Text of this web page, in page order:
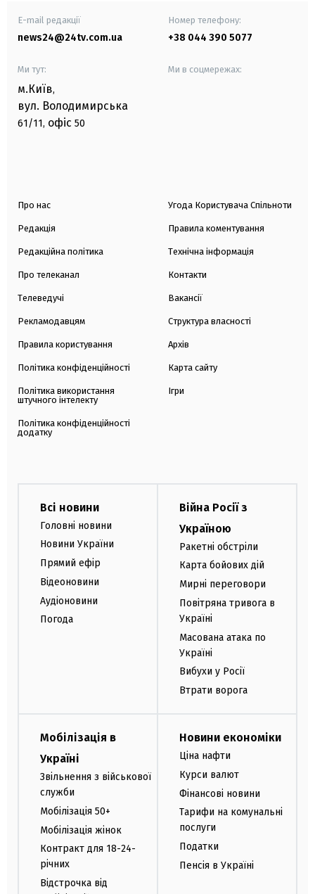
E-mail редакції
news24@24tv.com.ua
Номер телефону:
+38 044 390 5077
Ми тут:
м.Київ,
вул. Володимирська
61/11, офіс 50
Ми в соцмережах:
Про нас
Редакція
Редакційна політика
Про телеканал
Телеведучі
Рекламодавцям
Правила користування
Політика конфіденційності
Політика використання
штучного інтелекту
Політика конфіденційності
додатку
Угода Користувача Спільноти
Правила коментування
Технічна інформація
Контакти
Вакансії
Структура власності
Архів
Карта сайту
Ігри
Всі новини
Головні новини
Новини України
Прямий ефір
Відеоновини
Аудіоновини
Погода
Війна Росії з
Україною
Ракетні обстріли
Карта бойових дій
Мирні переговори
Повітряна тривога в
Україні
Масована атака по
Україні
Вибухи у Росії
Втрати ворога
Мобілізація в
Україні
Звільнення з військової
служби
Мобілізація 50+
Мобілізація жінок
Контракт для 18-24-
річних
Відстрочка від
Новини економіки
Ціна нафти
Курси валют
Фінансові новини
Тарифи на комунальні
послуги
Податки
Пенсія в Україні